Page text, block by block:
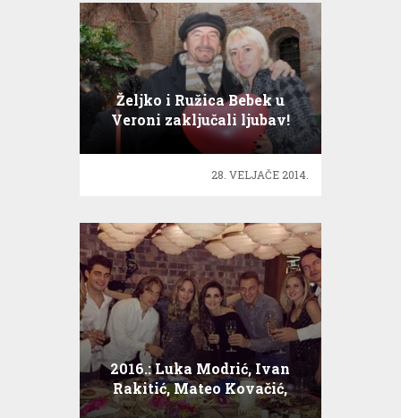
Željko i Ružica Bebek u
Veroni zaključali ljubav!
28. VELJAČE 2014.
2016.: Luka Modrić, Ivan
Rakitić, Mateo Kovačić,
Marcelo…